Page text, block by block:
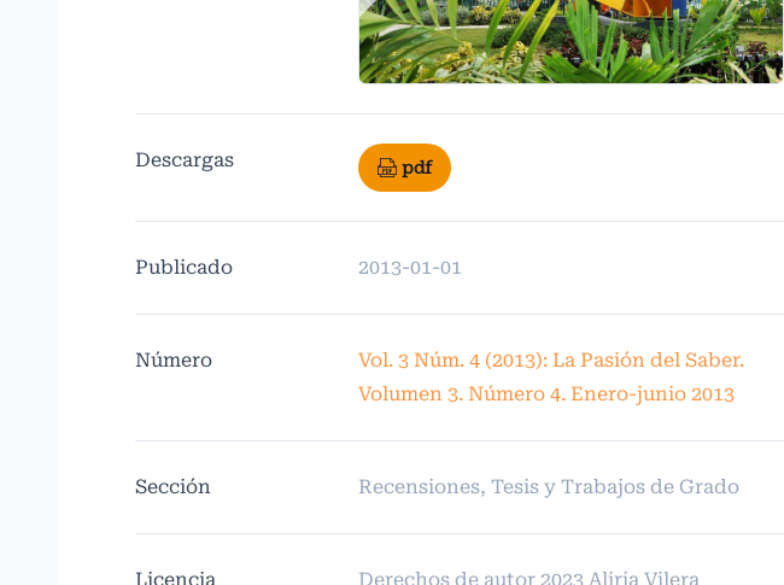
Descargas pdf
Publicado 2013-01-01
Número
Vol. 3 Núm. 4 (2013): La Pasión del Saber.
Volumen 3. Número 4. Enero-junio 2013
Sección Recensiones, Tesis y Trabajos de Grado
Licencia Derechos de autor 2023 Aliria Vilera